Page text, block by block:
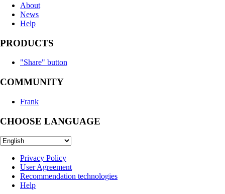
About
News
Help
PRODUCTS
"Share" button
COMMUNITY
Frank
CHOOSE LANGUAGE
Privacy Policy
User Agreement
Recommendation technologies
Help